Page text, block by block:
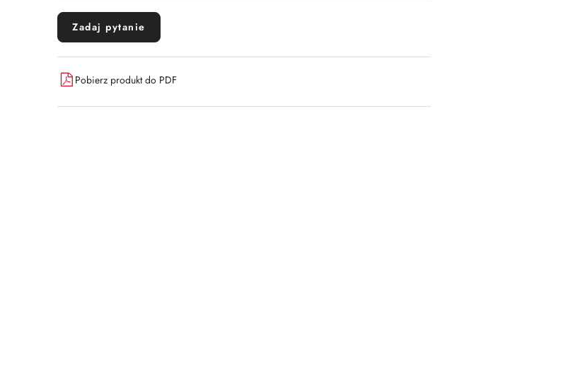
Zadaj pytanie
Pobierz produkt do PDF